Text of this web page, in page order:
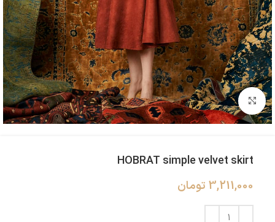
بزرگنمایی تصویر
HOBRAT simple velvet skirt
3,211,000 تومان